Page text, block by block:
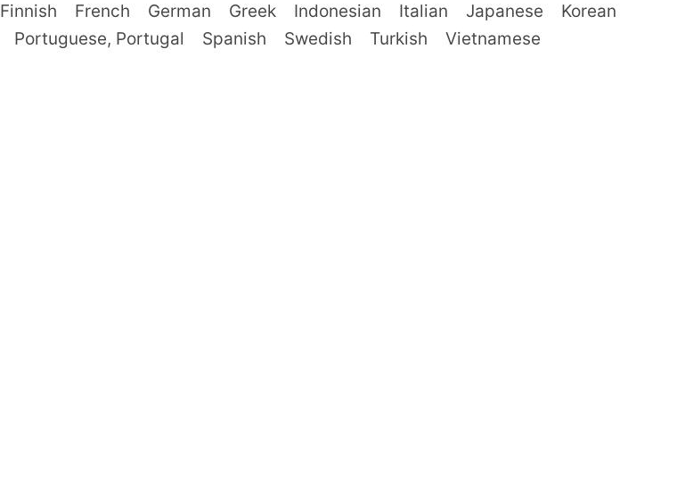
Finnish French German Greek Indonesian Italian Japanese
Korean
Portuguese, Portugal Spanish Swedish Turkish Vietnamese